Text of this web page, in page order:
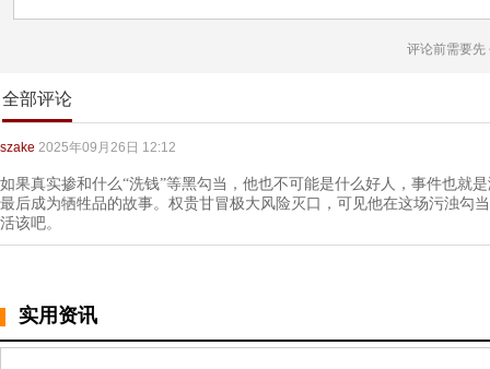
评论前需要先
全部评论
szake 2025年09月26日 12:12
如果真实掺和什么“洗钱”等黑勾当，他也不可能是什么好人，事件也就
最后成为牺牲品的故事。权贵甘冒极大风险灭口，可见他在这场污浊勾
活该吧。
实用资讯